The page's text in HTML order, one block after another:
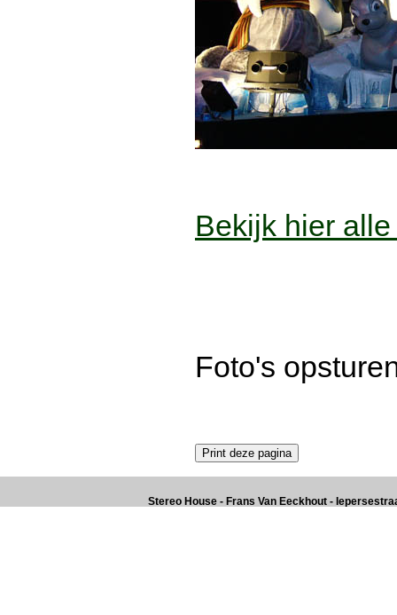
Bekijk hier
Foto's
Stereo House - Frans Van Eeckhout -